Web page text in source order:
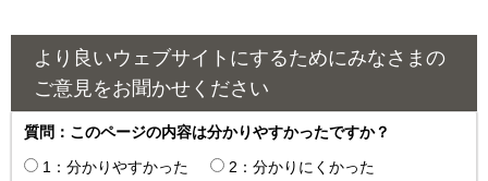
より良いウェブサイトにするためにみなさまの
ご意見をお聞かせください
質問：このページの内容は分かりやすかったですか？
1：分かりやすかった
2：分かりにくかった